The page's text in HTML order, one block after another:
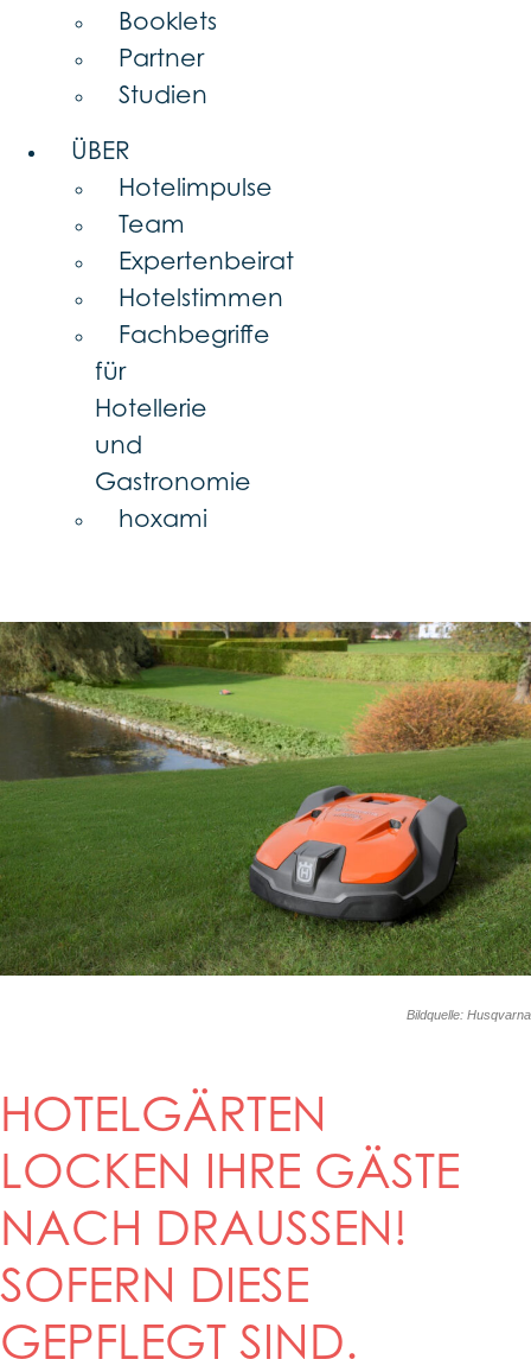
Booklets
Partner
Studien
ÜBER
Hotelimpulse
Team
Expertenbeirat
Hotelstimmen
Fachbegriffe
für
Hotellerie
und
Gastronomie
hoxami
Bildquelle: Husqvarna
HOTELGÄRTEN
LOCKEN IHRE GÄSTE
NACH DRAUSSEN! S
OFERN DIESE G
EPFLEGT SIND.